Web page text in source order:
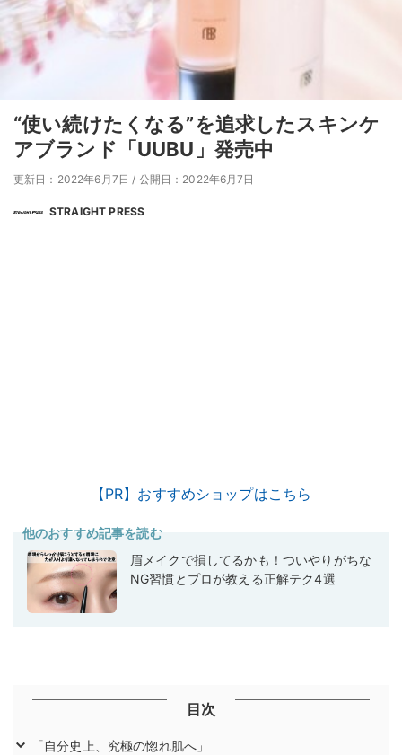
“使い続けたくなる”を追求したスキンケ
アブランド「UUBU」発売中
更新日：2022年6月7日 / 公開日：2022年6月7日
STRAIGHT PRESS
【PR】おすすめショップはこちら
他のおすすめ記事を読む
眉メイクで損してるかも！ついやりがちな
NG習慣とプロが教える正解テク4選
目次
「自分史上、究極の惚れ肌へ」